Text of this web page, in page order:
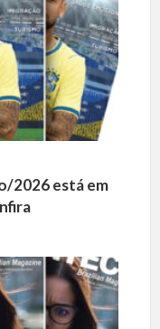
2026 está em